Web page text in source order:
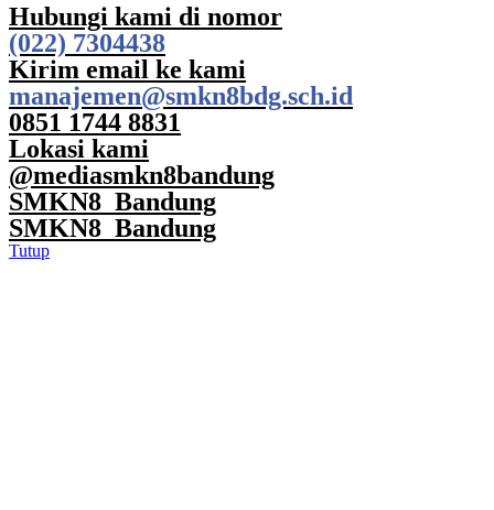
Hubungi kami di nomor
(022) 7304438
Kirim email ke kami
manajemen@smkn8bdg.sch.id
0851 1744 8831
Lokasi kami
@mediasmkn8bandung
SMKN8_Bandung
SMKN8_Bandung
Tutup